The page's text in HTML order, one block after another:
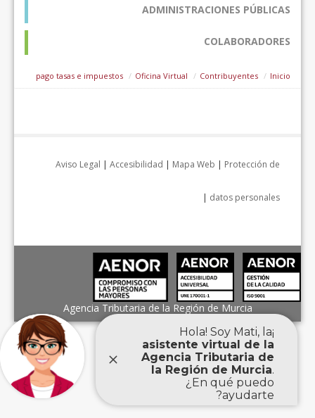
ADMINISTRACIONES PÚBLICAS
COLABORADORES
Inicio
Contribuyentes
Oficina Virtual
pago tasas e impuestos
Aviso Legal | Accesibilidad | Mapa Web | Protección de
datos personales
|
Agencia Tributaria de la Región de Murcia